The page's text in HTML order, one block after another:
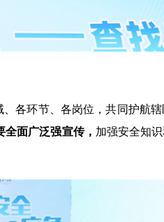
各环节、各岗位，共同护航辖
全面广泛强宣传， 加强安全知